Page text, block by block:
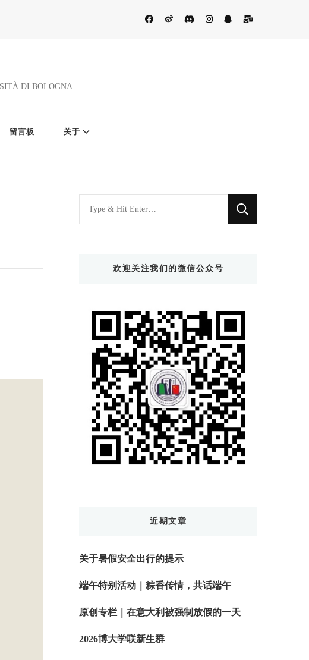
DI BOLOGNA
留言板 关于
找
什
欢迎关注我们的微信公众号
近期文章
关于暑假安全出行的提示
端午特别活动｜粽香传情，共话端午
原创专栏｜在意大利被强制放假的一天
2026博大学联新生群